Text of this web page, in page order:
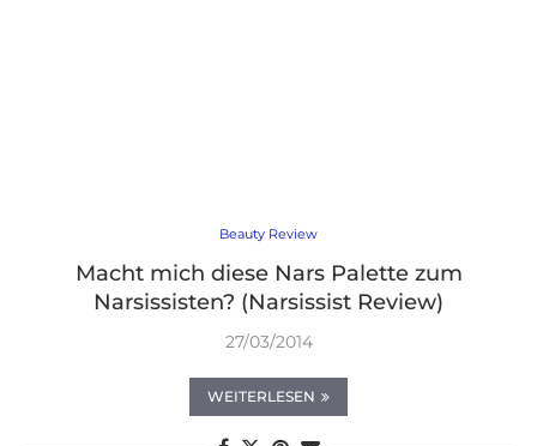
Beauty Review
Macht mich diese Nars Palette zum
Narsissisten? (Narsissist Review)
27/03/2014
WEITERLESEN